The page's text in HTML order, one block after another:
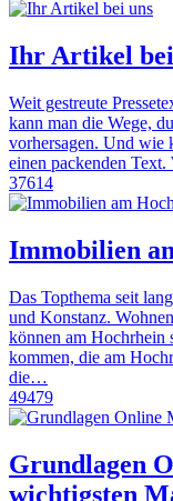
Ihr Artikel
Weit gestreute
kann man die Wege,
vorhersagen. Und wie
einen packenden
37614
Immobilien
Das Topthema seit
und Konstanz.
können am Hochrhein
kommen, die am
die…
49479
Grundlagen
wichtigsten